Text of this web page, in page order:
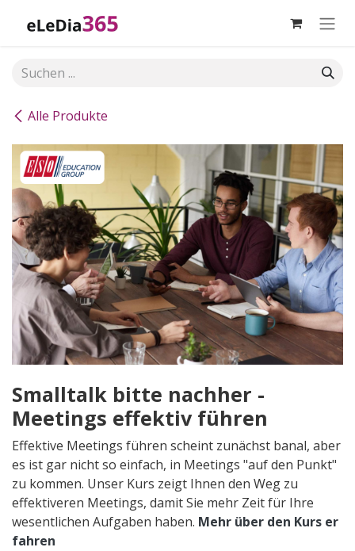
Alle Produkte
Smalltalk bitte nachher -
Meetings effektiv führen
Effektive Meetings führen scheint zunächst banal, aber
es ist gar nicht so einfach, in Meetings "auf den Punkt"
zu kommen. Unser Kurs zeigt Ihnen den Weg zu
effektiveren Meetings, damit Sie mehr Zeit für Ihre
wesentlichen Aufgaben haben. Mehr über den Kurs er​
fahren